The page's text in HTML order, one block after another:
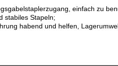
einfach zu
stabiles Stapeln;
habend und helfen,